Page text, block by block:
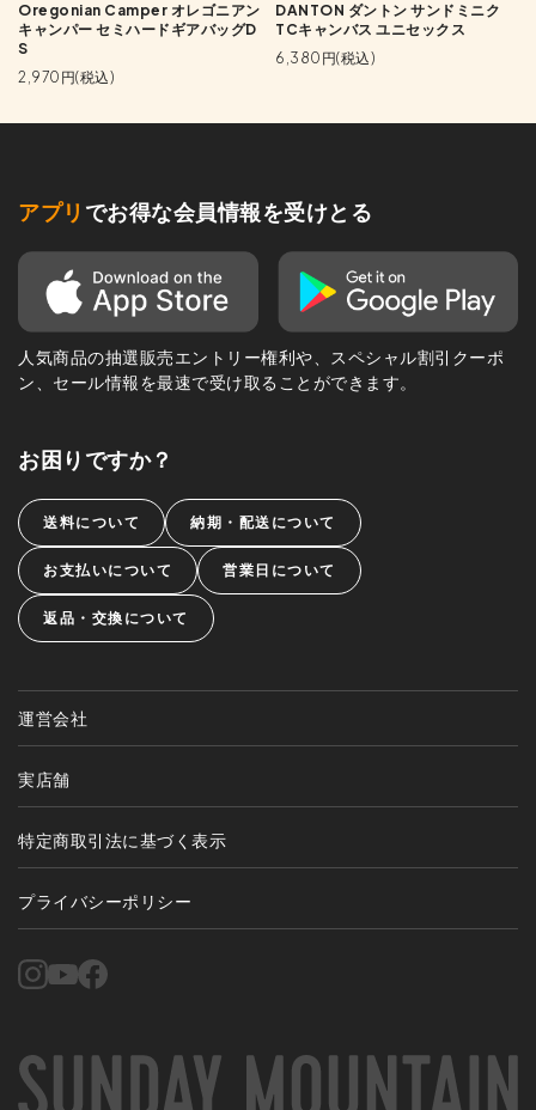
Oregonian Camper オレゴニアン
キャンパー セミハードギアバッグD
S
2,970円(税込)
DANTON ダントン サンドミニク
TCキャンバス ユニセックス
6,380円(税込)
アプリ でお得な会員情報を受けとる
人気商品の抽選販売エントリー権利や、スペシャル割引クーポ
ン、セール情報を最速で受け取ることができます。
お困りですか？
送料について 納期・配送について
お支払いについて 営業日について
返品・交換について
運営会社
実店舗
特定商取引法に基づく表示
プライバシーポリシー